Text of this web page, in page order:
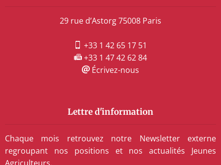
29 rue d’Astorg 75008 Paris
+33 1 42 65 17 51
+33 1 47 42 62 84
Écrivez-nous
Lettre d'information
Chaque mois retrouvez notre Newsletter externe
regroupant nos positions et nos actualités Jeunes